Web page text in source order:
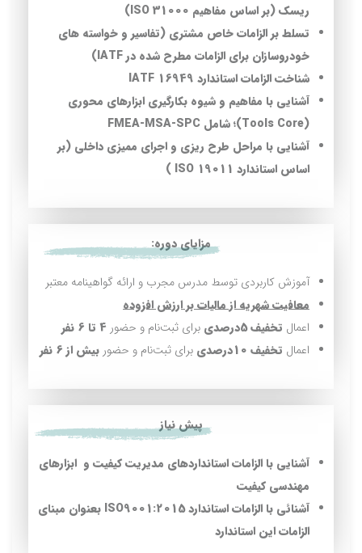
ریسک (بر اساس مفاهیم 31000 ISO)
تسلط بر الزامات خاص مشتری (تفاسیر و خواسته های
خودروسازان برای الزامات مطرح شده در IATF)
شناخت الزامات استاندارد 16949 IATF
آشنایی با مفاهیم و شیوه بکارگیری ابزارهای محوری
(Tools Core)؛ شامل FMEA-MSA-SPC
آشنایی با مراحل طرح ریزی و اجرای ممیزی داخلی (بر
اساس استاندارد 19011 ISO )
مزایای دوره:
آموزش کاربردی توسط مدرس مجرب و ارائه گواهینامه معتبر
معافیت شهریه از مالیات بر ارزش افزوده
اعمال تخفیف5درصدی برای ثبت‌نام و حضور 4 تا 6 نفر
اعمال تخفیف 10درصدی برای ثبت‌نام و حضور بیش از 6 نفر
پیش نیاز
آشنايي با الزامات استانداردهای مدیریت کیفیت و ابزارهاي
مهندسي کيفيت
آشنائی با الزامات استاندارد ISO9001:2015 بعنوان مبنای
الزامات این استاندارد